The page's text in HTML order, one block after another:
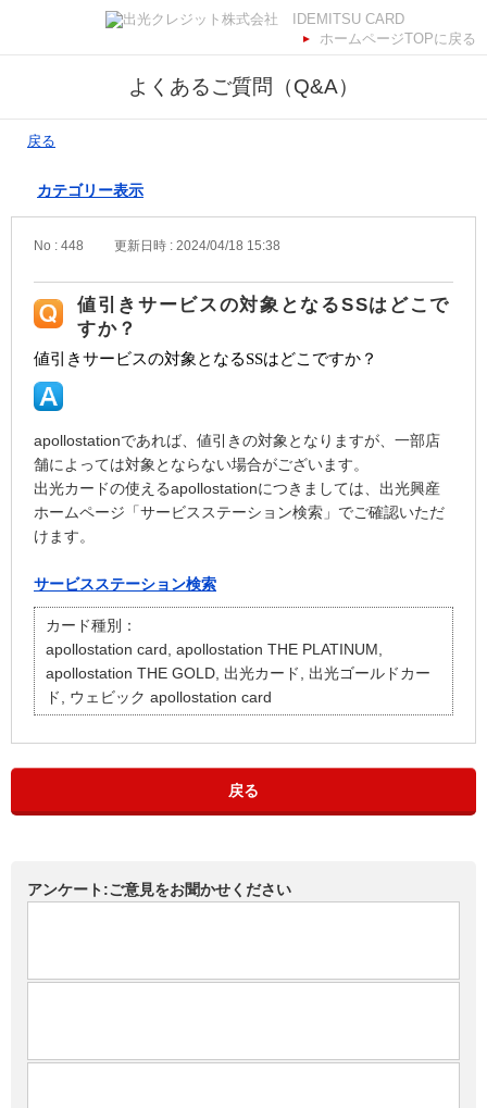
ホームページTOPに戻る
よくあるご質問（Q&A）
戻る
カテゴリー表示
No : 448 更新日時 : 2024/04/18 15:38
値引きサービスの対象となるSSはどこで
すか？
値引きサービスの対象となるSSはどこですか？
apollostationであれば、値引きの対象となりますが、一部店
舗によっては対象とならない場合がございます。
出光カードの使えるapollostationにつきましては、出光興産
ホームページ「サービスステーション検索」でご確認いただ
けます。
サービスステーション検索
カード種別：
apollostation card, apollostation THE PLATINUM,
apollostation THE GOLD, 出光カード, 出光ゴールドカー
ド, ウェビック apollostation card
戻る
アンケート:ご意見をお聞かせください